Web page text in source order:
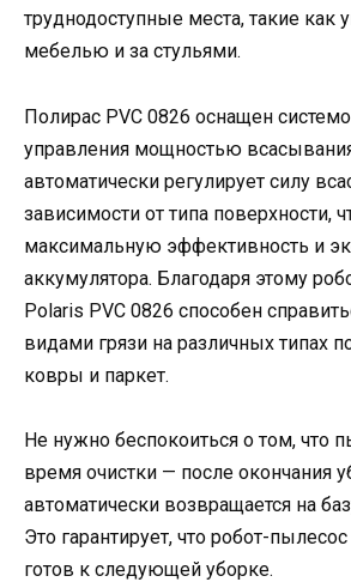
труднодоступные места, такие как
мебелью и за стульями.
Полирас PVC 0826 оснащен
управления мощностью
автоматически регулирует силу
зависимости от типа поверхности,
максимальную эффективность и
аккумулятора. Благодаря этому
Polaris PVC 0826 способен
видами грязи на различных типах
ковры и паркет.
Не нужно беспокоиться о том, что
время очистки — после окончания
автоматически возвращается на
Это гарантирует, что робот-
готов к следующей уборке.